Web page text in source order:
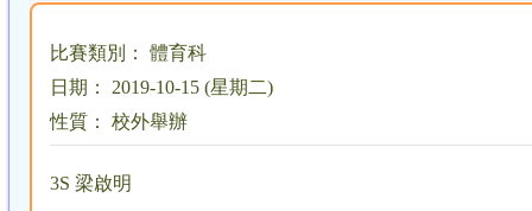
比賽類別： 體育科
日期： 2019-10-15 (星期二)
性質： 校外舉辦
3S 梁啟明